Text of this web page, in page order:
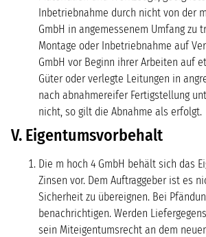
Inbetriebnahme durch nicht von der
GmbH in angemessenem Umfang zu
Montage oder Inbetriebnahme auf
GmbH vor Beginn ihrer Arbeiten auf
Güter oder verlegte Leitungen in
nach abnahmereifer Fertigstellung
nicht, so gilt die Abnahme als erfolgt.
V. Eigentumsvorbehalt
Die m hoch 4 GmbH behält sich das
Zinsen vor. Dem Auftraggeber ist es
Sicherheit zu übereignen. Bei
benachrichtigen. Werden
sein Miteigentumsrecht an dem